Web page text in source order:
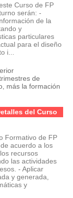
Curso de FP
serán: -
de la
y
particulares
para el diseño
i...
de
más la formación
del Curso
Formativo de FP
acuerdo a los
recursos
las actividades
- Aplicar
y generada,
y